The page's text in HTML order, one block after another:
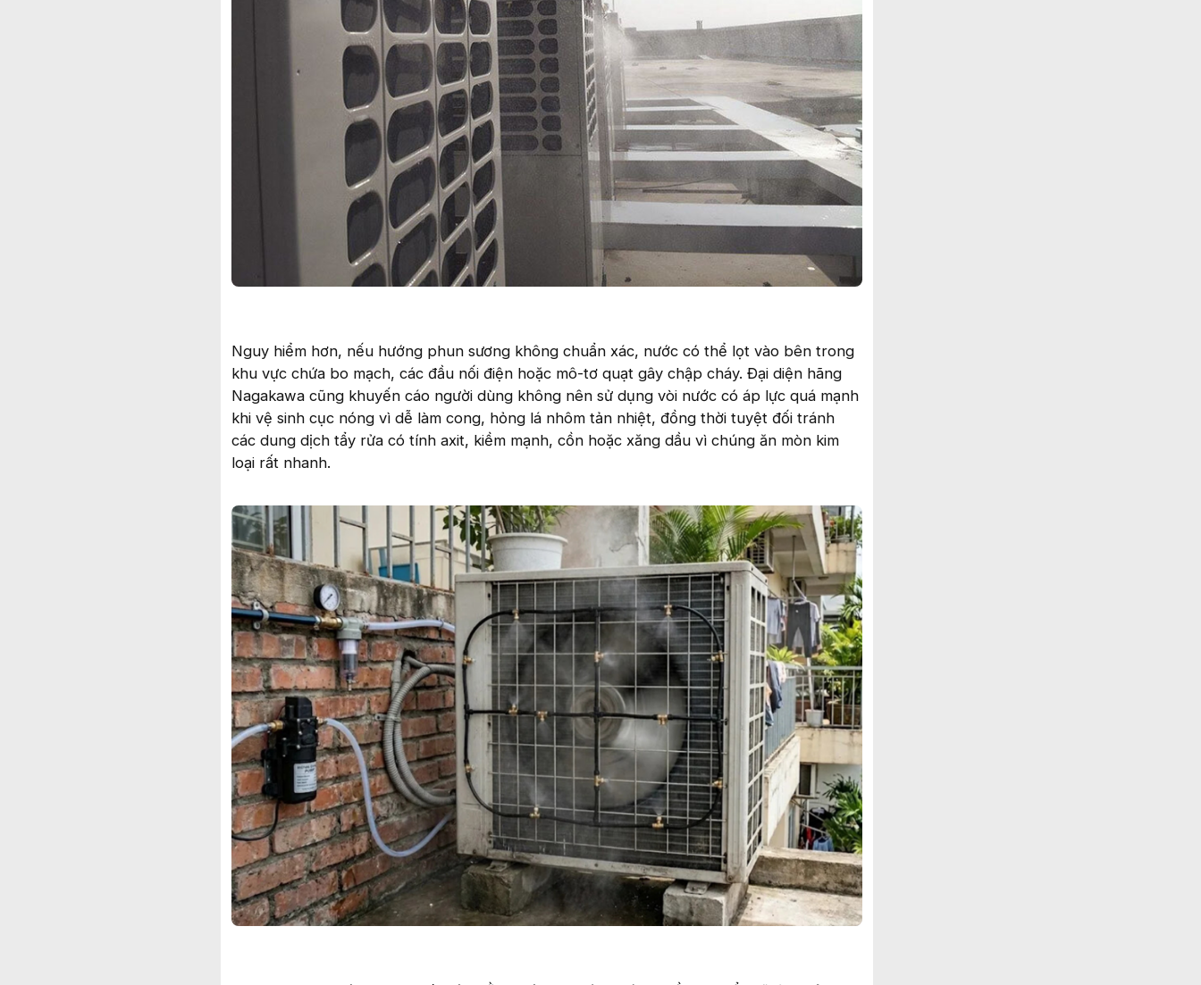
Nguy hiểm hơn, nếu hướng phun sương không chuẩn xác, nước có thể lọt vào bên trong
khu vực chứa bo mạch, các đầu nối điện hoặc mô-tơ quạt gây chập cháy. Đại diện hãng
Nagakawa cũng khuyến cáo người dùng không nên sử dụng vòi nước có áp lực quá mạnh
khi vệ sinh cục nóng vì dễ làm cong, hỏng lá nhôm tản nhiệt, đồng thời tuyệt đối tránh
các dung dịch tẩy rửa có tính axit, kiềm mạnh, cồn hoặc xăng dầu vì chúng ăn mòn kim
loại rất nhanh.